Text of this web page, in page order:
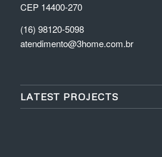
CEP 14400-270
(16) 98120-5098
atendimento@3home.com.br
LATEST PROJECTS